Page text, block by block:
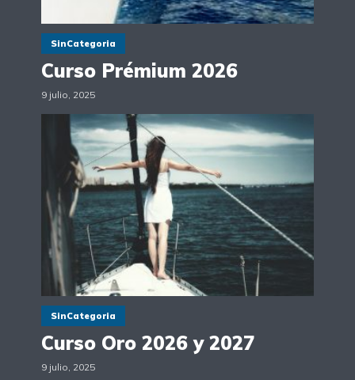
SinCategoria
Curso Prémium 2026
9 julio, 2025
SinCategoria
Curso Oro 2026 y 2027
9 julio, 2025